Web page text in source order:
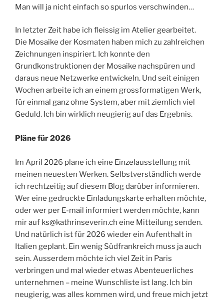
Man will ja nicht einfach so spurlos verschwinden…
In letzter Zeit habe ich fleissig im Atelier gearbeitet.
Die Mosaike der Kosmaten haben mich zu zahlreichen
Zeichnungen inspiriert. Ich konnte den
Grundkonstruktionen der Mosaike nachspüren und
daraus neue Netzwerke entwickeln. Und seit einigen
Wochen arbeite ich an einem grossformatigen Werk,
für einmal ganz ohne System, aber mit ziemlich viel
Geduld. Ich bin wirklich neugierig auf das Ergebnis.
Pläne für 2026
Im April 2026 plane ich eine Einzelausstellung mit
meinen neuesten Werken. Selbstverständlich werde
ich rechtzeitig auf diesem Blog darüber informieren.
Wer eine gedruckte Einladungskarte erhalten möchte,
oder wer per E-mail informiert werden möchte, kann
mir auf ks@kathrinseverin.ch eine Mitteilung senden.
Und natürlich ist für 2026 wieder ein Aufenthalt in
Italien geplant. Ein wenig Südfrankreich muss ja auch
sein. Ausserdem möchte ich viel Zeit in Paris
verbringen und mal wieder etwas Abenteuerliches
unternehmen – meine Wunschliste ist lang. Ich bin
neugierig, was alles kommen wird, und freue mich jetzt